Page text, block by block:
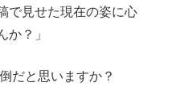
で見せた現在の姿に心
か？」
だと思いますか？